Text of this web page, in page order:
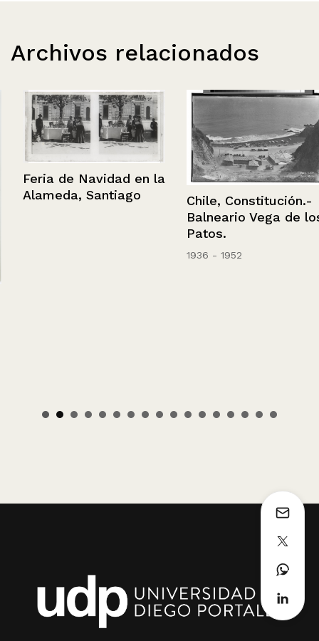
Archivos relacionados
Feria de Navidad en la
Alameda, Santiago
Chile, Constitución.-
Balneario Vega de los
Patos.
1936 - 1952